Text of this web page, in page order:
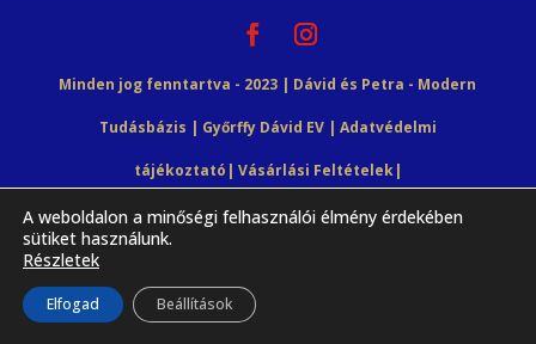
Minden jog fenntartva - 2023 | Dávid és Petra - Modern
Tudásbázis | Győrffy Dávid EV | Adatvédelmi
tájékoztató | Vásárlási Feltételek|
HTML Snippets XYZScripts.com
A weboldalon a minőségi felhasználói élmény érdekében
sütiket használunk.
Részletek
Elfogad Beállítások